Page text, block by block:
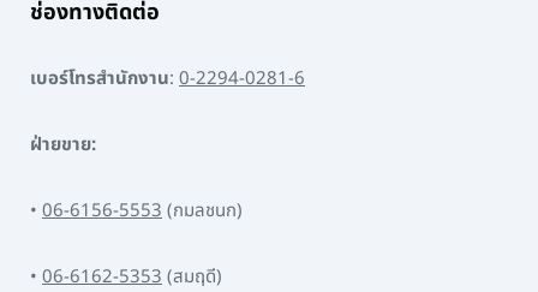
ช่องทางติดต่อ
เบอร์โทรสำนักงาน: 0-2294-0281-6
ฝ่ายขาย:
• 06-6156-5553(กมลชนก)
• 06-6162-5353(สมฤดี)